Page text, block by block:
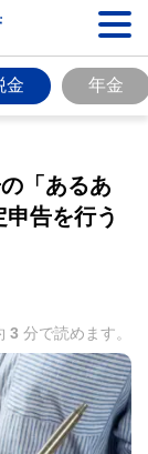
金 年金
「あるあ
告を行う
3 分で読めます。